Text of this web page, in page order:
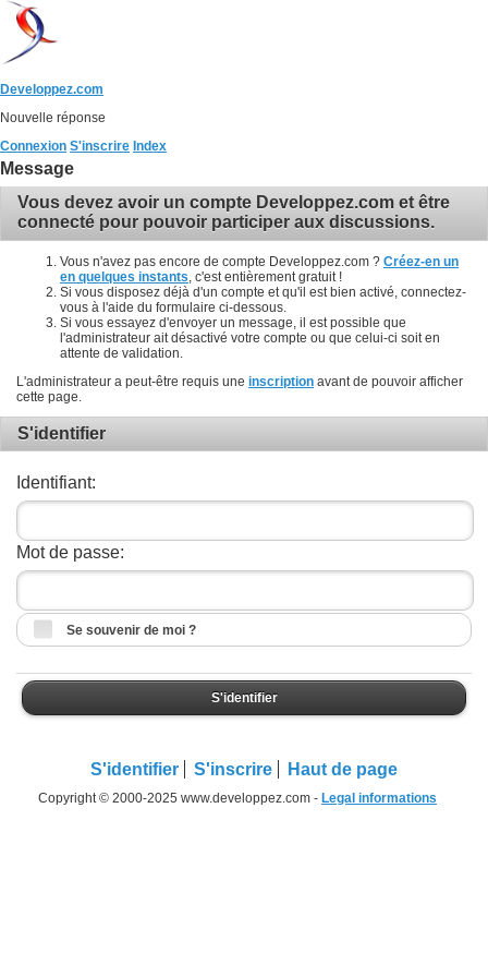
Developpez.com
Nouvelle réponse
Connexion S'inscrire Index
Message
Vous devez avoir un compte Developpez.com et être
connecté pour pouvoir participer aux discussions.
Vous n'avez pas encore de compte Developpez.com ? Créez-en un
en quelques instants , c'est entièrement gratuit !
Si vous disposez déjà d'un compte et qu'il est bien activé, connectez-
vous à l'aide du formulaire ci-dessous.
Si vous essayez d'envoyer un message, il est possible que
l'administrateur ait désactivé votre compte ou que celui-ci soit en
attente de validation.
L'administrateur a peut-être requis une inscription avant de pouvoir afficher
cette page.
S'identifier
Identifiant:
Mot de passe:
Se souvenir de moi ?
S'identifier
S'identifier S'inscrire Haut de page
Copyright © 2000-2025 www.developpez.com - Legal informations